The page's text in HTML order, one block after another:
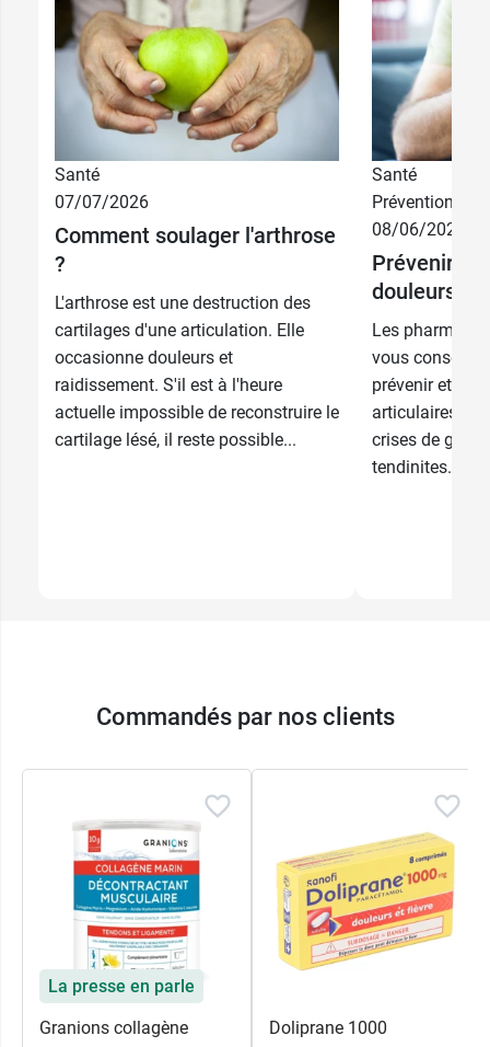
une assimilation complète des actifs.
Ce pot permet de réaliser 28 portions
journalières. Programme de 3 mois
recommandé.
A consommer dans un délai de 1 mois après
1 cuillère doseuse = 1 cuillère à soupe rase.
Poids net :
280 g. 28 jours d'utilisation. 10 g de
Découvrez les différents produits de la gamme,
270
comprimés
180
comprimés
19,98 €
comprimés
13,99 €
2 x 120
120
comprimés
Santé
07/07/2026
Comment soulager l'arthrose
?
L'arthrose est une destruction des
cartilages d'une articulation. Elle
occasionne douleurs et
raidissement. S'il est à l'heure
actuelle impossible de reconstruire le
cartilage lésé, il reste possible...
Santé
Prévention
08/06/2026
Prévenir et
douleurs
Les
vous
prévenir et de
articulaires,
crises de
tendinites.
Commandés par nos clients
La presse en parle
Granions collagène
Doliprane 1000